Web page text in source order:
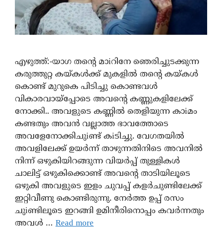
എഴുത്ത്:-യാഗ തന്റെ മാiറിനേ ഞെരിച്ചുടക്കുന്ന
കരുത്തുറ്റ കയ്കൾക്ക് മുകളിൽ തന്റെ കയ്കൾ
കൊണ്ട് മുറുകെ പിടിച്ചു കൊണ്ടവൾ
വികാരവായ്പ്പോടെ അവന്റെ കണ്ണുകളിലേക്ക്
നോക്കി.. അവളുടെ കണ്ണിൽ തെളിയുന്ന കാiമം
കണ്ടതും അവൻ വല്ലാത്ത ഭാവത്തോടെ
അവളേനോക്കിചുiണ്ട് കiടിച്ചു. വേഗതയിൽ
അവളിലേക്ക് ഉയർന്ന് താഴുന്നതിനിടെ അവനിൽ
നിന്ന് ഒഴുകിയിറങ്ങുന്ന വിയർപ്പ് തുള്ളികൾ
ചാലിട്ട് ഒഴുകിക്കൊണ്ട് അവന്റെ താടിയിലൂടെ
ഒഴുകി അവളുടെ ഇളം ചുവപ്പ് കളർചുണ്ടിലേക്ക്
ഇറ്റിവീണു കൊണ്ടിരുന്നു. നേർത്ത ഉപ്പ് രസം
ചുiണ്ടിലൂടെ ഇറങ്ങി ഉമിനീരിനൊപ്പം കവർന്നതും
അവൾ … Read more